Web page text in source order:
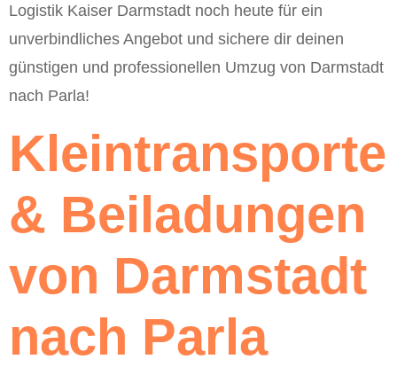
Logistik Kaiser Darmstadt noch heute für ein
unverbindliches Angebot und sichere dir deinen
günstigen und professionellen Umzug von Darmstadt
nach Parla!
Kleintransporte
& Beiladungen
von Darmstadt
nach Parla